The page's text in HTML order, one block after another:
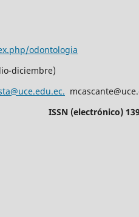
odontologia
diciembre)
ISSN (electrónico)